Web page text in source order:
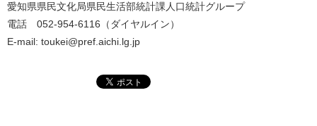
愛知県県民文化局県民生活部統計課人口統計グループ
電話 052-954-6116（ダイヤルイン）
E-mail: toukei@pref.aichi.lg.jp